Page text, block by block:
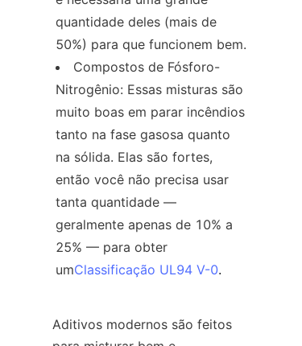
quantidade deles (mais de
50%) para que funcionem bem.
Compostos de Fósforo-
Nitrogênio: Essas misturas são
muito boas em parar incêndios
tanto na fase gasosa quanto
na sólida. Elas são fortes,
então você não precisa usar
tanta quantidade —
geralmente apenas de 10% a
25% — para obter
umClassificação UL94 V-0.
Aditivos modernos são feitos